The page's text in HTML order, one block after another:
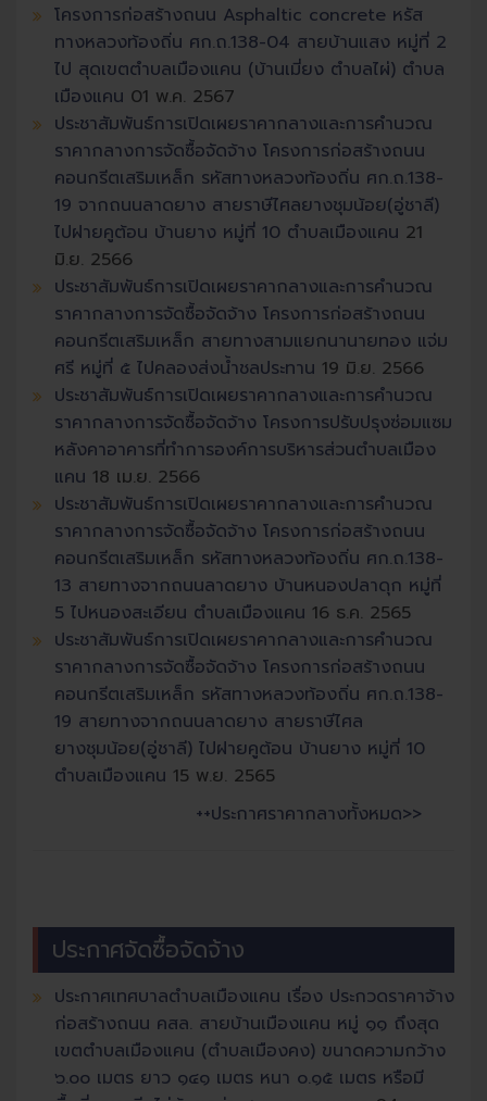
โครงการก่อสร้างถนน Asphaltic concrete หรัส
ทางหลวงท้องถิ่น ศก.ถ.138-04 สายบ้านแสง หมู่ที่ 2
ไป สุดเขตตำบลเมืองแคน (บ้านเมี่ยง ตำบลไผ่) ตำบล
เมืองแคน 01 พ.ค. 2567
ประชาสัมพันธ์การเปิดเผยราคากลางและการคำนวณ
ราคากลางการจัดซื้อจัดจ้าง โครงการก่อสร้างถนน
คอนกรีตเสริมเหล็ก รหัสทางหลวงท้องถิ่น ศก.ถ.138-
19 จากถนนลาดยาง สายราษีไศลยางชุมน้อย(อู่ชาลี)
ไปฝายคูต้อน บ้านยาง หมู่ที่ 10 ตำบลเมืองแคน 21
มิ.ย. 2566
ประชาสัมพันธ์การเปิดเผยราคากลางและการคำนวณ
ราคากลางการจัดซื้อจัดจ้าง โครงการก่อสร้างถนน
คอนกรีตเสริมเหล็ก สายทางสามแยกนานายทอง แจ่ม
ศรี หมู่ที่ ๕ ไปคลองส่งน้ำชลประทาน 19 มิ.ย. 2566
ประชาสัมพันธ์การเปิดเผยราคากลางและการคำนวณ
ราคากลางการจัดซื้อจัดจ้าง โครงการปรับปรุงซ่อมแซม
หลังคาอาคารที่ทำการองค์การบริหารส่วนตำบลเมือง
แคน 18 เม.ย. 2566
ประชาสัมพันธ์การเปิดเผยราคากลางและการคำนวณ
ราคากลางการจัดซื้อจัดจ้าง โครงการก่อสร้างถนน
คอนกรีตเสริมเหล็ก รหัสทางหลวงท้องถิ่น ศก.ถ.138-
13 สายทางจากถนนลาดยาง บ้านหนองปลาดุก หมู่ที่
5 ไปหนองสะเอียน ตำบลเมืองแคน 16 ธ.ค. 2565
ประชาสัมพันธ์การเปิดเผยราคากลางและการคำนวณ
ราคากลางการจัดซื้อจัดจ้าง โครงการก่อสร้างถนน
คอนกรีตเสริมเหล็ก รหัสทางหลวงท้องถิ่น ศก.ถ.138-
19 สายทางจากถนนลาดยาง สายราษีไศล
ยางชุมน้อย(อู่ชาลี) ไปฝายคูต้อน บ้านยาง หมู่ที่ 10
ตำบลเมืองแคน 15 พ.ย. 2565
++ประกาศราคากลางทั้งหมด>>
ประกาศจัดซื้อจัดจ้าง
ประกาศเทศบาลตำบลเมืองแคน เรื่อง ประกวดราคาจ้าง
ก่อสร้างถนน คสล. สายบ้านเมืองแคน หมู่ ๑๑ ถึงสุด
เขตตำบลเมืองแคน (ตำบลเมืองคง) ขนาดความกว้าง
๖.๐๐ เมตร ยาว ๑๔๑ เมตร หนา ๐.๑๕ เมตร หรือมี